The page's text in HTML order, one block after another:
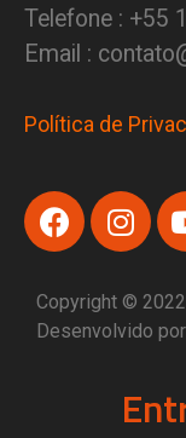
Telefone : +55
Email :
Política de
Copyright ©
Desenvolvido por